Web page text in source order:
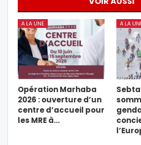
A LA UNE
Opération Marhaba
2026 : ouverture d’un
centre d’accueil pour
les MRE à…
A LA
Sebta